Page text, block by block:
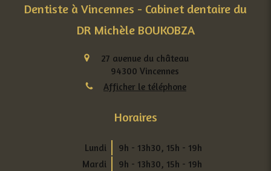
Dentiste à Vincennes - Cabinet dentaire du
DR Michèle BOUKOBZA
27 avenue du château
94300 Vincennes
Afficher le téléphone
Horaires
Lundi 9h - 13h30, 15h - 19h
Mardi
9h - 13h30, 15h - 19h